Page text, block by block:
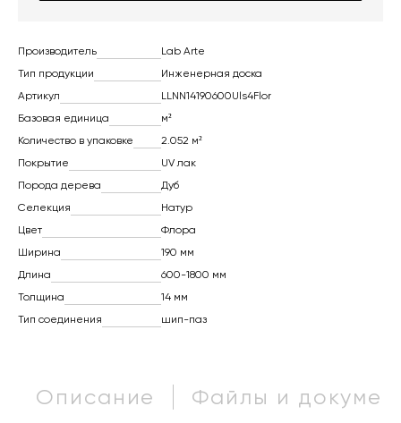
Производитель
Lab Arte
Тип продукции
Инженерная доска
Артикул
LLNN14190600Uls4Flor
Базовая единица
м²
Количество в упаковке
2.052 м²
Покрытие
UV лак
Порода дерева
Дуб
Селекция
Натур
Цвет
Флора
Ширина
190 мм
Длина
600-1800 мм
Толщина
14 мм
Тип соединения
шип-паз
Описание Файлы и